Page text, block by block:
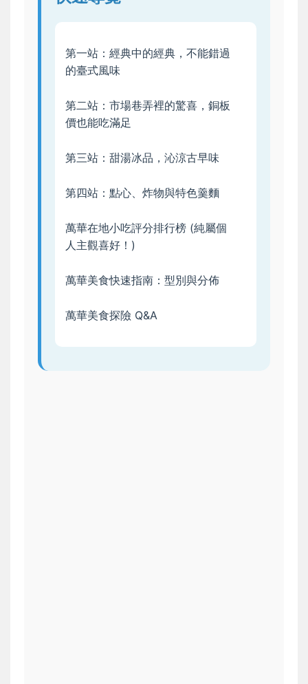
第一站：經典中的經典，不能錯過
的臺式風味
第二站：市場巷弄裡的驚喜，銅板
價也能吃滿足
第三站：甜湯冰品，沁涼古早味
第四站：點心、炸物與特色羹麵
萬華在地小吃評分排行榜 (純屬個
人主觀喜好！)
萬華美食快速指南：型別與分佈
萬華美食探險 Q&A